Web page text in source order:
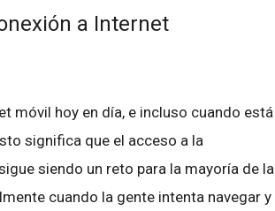
a Internet
móvil hoy en día, e incluso cuando está
significa que el acceso a la
siendo un reto para la mayoría de la
cuando la gente intenta navegar y